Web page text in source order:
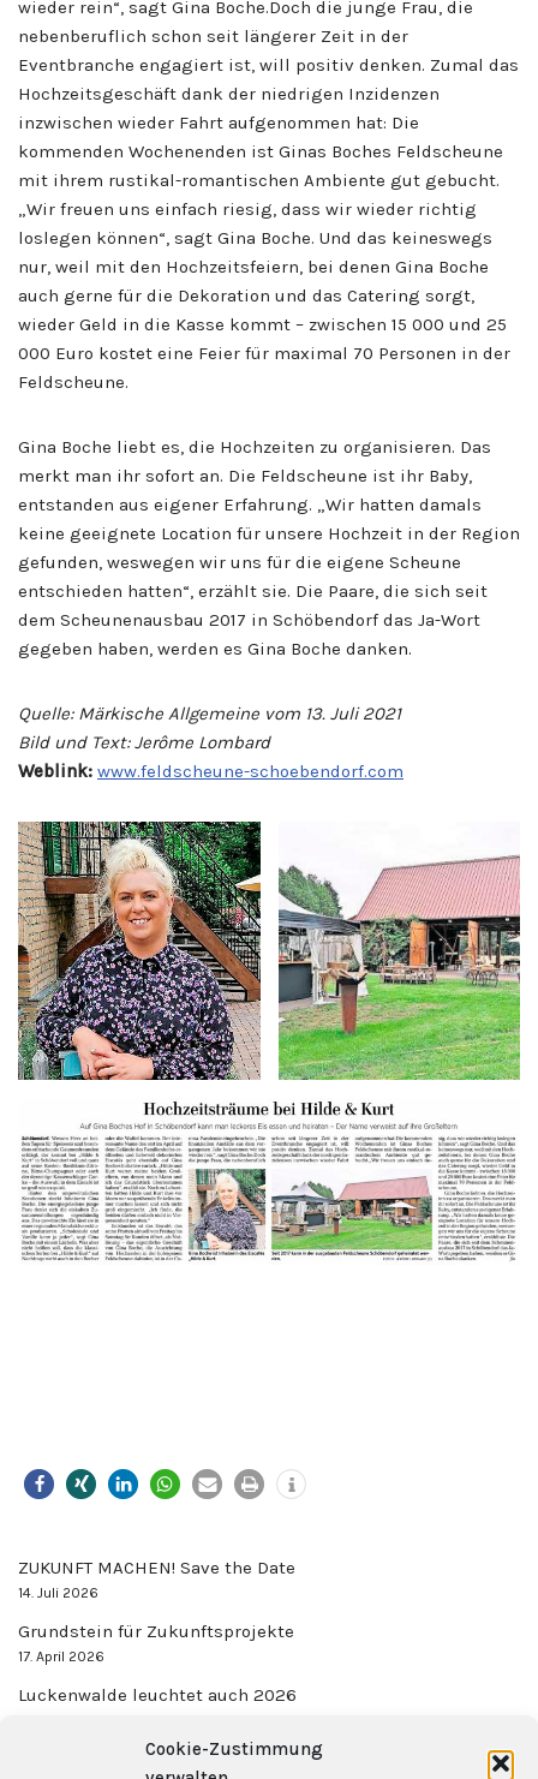
Cookie-Zustimmung
wieder rein“, sagt Gina Boche.Doch die junge Frau, die
nebenberuflich schon seit längerer Zeit in der
Eventbranche engagiert ist, will positiv denken. Zumal das
Hochzeitsgeschäft dank der niedrigen Inzidenzen
inzwischen wieder Fahrt aufgenommen hat: Die
kommenden Wochenenden ist Ginas Boches Feldscheune
mit ihrem rustikal-romantischen Ambiente gut gebucht.
„Wir freuen uns einfach riesig, dass wir wieder richtig
loslegen können“, sagt Gina Boche. Und das keineswegs
nur, weil mit den Hochzeitsfeiern, bei denen Gina Boche
auch gerne für die Dekoration und das Catering sorgt,
wieder Geld in die Kasse kommt – zwischen 15 000 und 25
000 Euro kostet eine Feier für maximal 70 Personen in der
Feldscheune.
Gina Boche liebt es, die Hochzeiten zu organisieren. Das
merkt man ihr sofort an. Die Feldscheune ist ihr Baby,
entstanden aus eigener Erfahrung. „Wir hatten damals
keine geeignete Location für unsere Hochzeit in der Region
gefunden, weswegen wir uns für die eigene Scheune
entschieden hatten“, erzählt sie. Die Paare, die sich seit
dem Scheunenausbau 2017 in Schöbendorf das Ja-Wort
gegeben haben, werden es Gina Boche danken.
Quelle: Märkische Allgemeine vom 13. Juli 2021
Bild und Text: Jerôme Lombard
Weblink: www.feldscheune-schoebendorf.com
ZUKUNFT MACHEN! Save the Date
14. Juli 2026
Grundstein für Zukunftsprojekte
17. April 2026
Luckenwalde leuchtet auch 2026
Gemeinsam stark